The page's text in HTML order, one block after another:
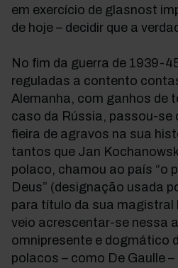
em exercício de glasnost
de hoje – decidir que a
No fim da guerra de 1939-
reguladas a contento
Alemanha, com ganhos de
caso da Rússia, passou-se
fieira de agravos na sua
tantos que Jan
polaco, chamou ao país “o
Deus” (designação usada
para título da sua
veio acrescentar-se nessa
omnipresente e dogmático
polacos – como De Gaulle